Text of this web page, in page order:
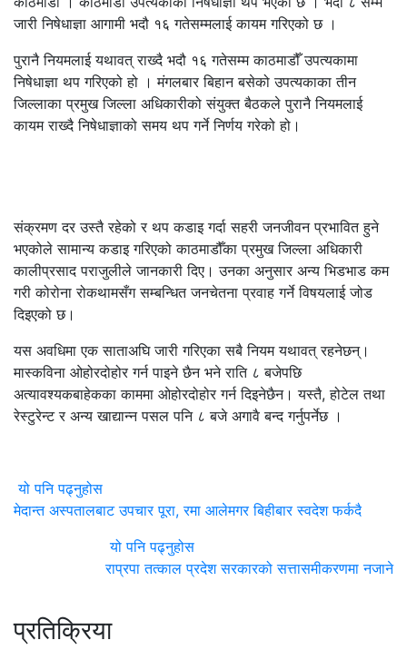
जारी निषेधाज्ञा आगामी भदौ १६ गतेसम्मलाई कायम गरिएको छ ।
पुरानै नियमलाई यथावत् राख्दै भदौ १६ गतेसम्म काठमाडौँ उपत्यकामा
निषेधाज्ञा थप गरिएको हो । मंगलबार बिहान बसेको उपत्यकाका तीन
जिल्लाका प्रमुख जिल्ला अधिकारीको संयुक्त बैठकले पुरानै नियमलाई
कायम राख्दै निषेधाज्ञाको समय थप गर्ने निर्णय गरेको हो।
संक्रमण दर उस्तै रहेको र थप कडाइ गर्दा सहरी जनजीवन प्रभावित हुने
भएकोले सामान्य कडाइ गरिएको काठमाडौँका प्रमुख जिल्ला अधिकारी
कालीप्रसाद पराजुलीले जानकारी दिए। उनका अनुसार अन्य भिडभाड कम
गरी कोरोना रोकथामसँग सम्बन्धित जनचेतना प्रवाह गर्ने विषयलाई जोड
दिइएको छ।
यस अवधिमा एक साताअघि जारी गरिएका सबै नियम यथावत् रहनेछन्।
मास्कविना ओहोरदोहोर गर्न पाइने छैन भने राति ८ बजेपछि
अत्यावश्यकबाहेकका काममा ओहोरदोहोर गर्न दिइनेछैन। यस्तै, होटेल तथा
रेस्टुरेन्ट र अन्य खाद्यान्न पसल पनि ८ बजे अगावै बन्द गर्नुपर्नेछ ।
यो पनि पढ्नुहोस
मेदान्त अस्पतालबाट उपचार पूरा, रमा आलेमगर बिहीबार स्वदेश फर्कदै
यो पनि पढ्नुहोस
राप्रपा तत्काल प्रदेश सरकारको सत्तासमीकरणमा नजाने
प्रतिक्रिया